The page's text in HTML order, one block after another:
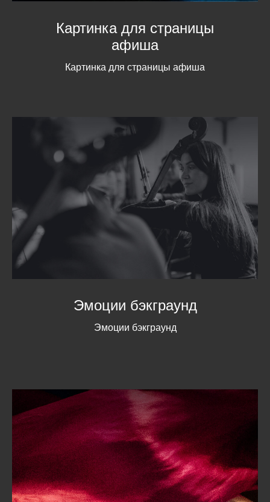
Картинка для страницы
афиша
Картинка для страницы афиша
Эмоции бэкграунд
Эмоции бэкграунд